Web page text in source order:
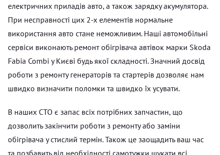
електричних приладів авто, а також зарядку акумулятора.
При несправності цих 2-х елементів нормальне
використання авто стане неможливим. Наші автомобільні
сервіси виконають ремонт обігрівача автівок марки Skoda
Fabia Combi у Києві будь якої складності. Значний досвід
роботи з ремонту генераторів та стартерів дозволяє нам
швидко визначити поломки та швидко їх усувати.
В наших СТО є запас всіх потрібних запчастин, що
дозволить закінчити роботи з ремонту або заміни
обігрівача у стислий термін. Також це заощадить ваш час
та позбавить від необхідності самотужки шукати всі